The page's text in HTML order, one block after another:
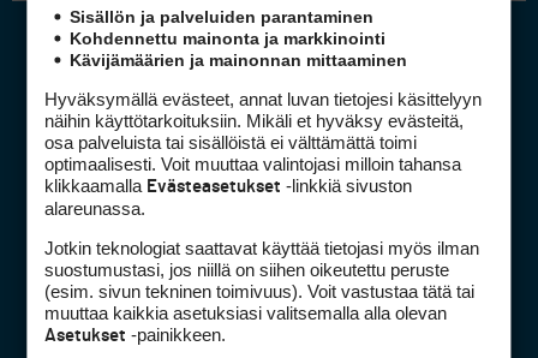
Golfpiste mediakortti
Golfpisteen yhteystiedot
DSA avoimuusraportti
Asiakaspalvelu
Sisällön ja palveluiden parantaminen
Kohdennettu mainonta ja markkinointi
Kävijämäärien ja mainonnan mittaaminen
Hyväksymällä evästeet, annat luvan tietojesi käsittelyyn
näihin käyttötarkoituksiin. Mikäli et hyväksy evästeitä,
osa palveluista tai sisällöistä ei välttämättä toimi
optimaalisesti. Voit muuttaa valintojasi milloin tahansa
klikkaamalla Evästeasetukset -linkkiä sivuston
alareunassa.
Jotkin teknologiat saattavat käyttää tietojasi myös ilman
suostumustasi, jos niillä on siihen oikeutettu peruste
(esim. sivun tekninen toimivuus). Voit vastustaa tätä tai
muuttaa kaikkia asetuksiasi valitsemalla alla olevan
Asetukset -painikkeen.